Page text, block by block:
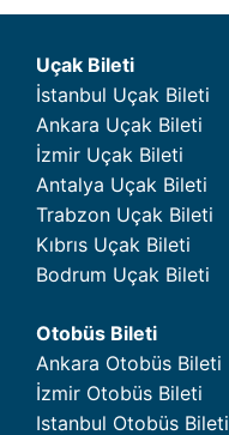
Uçak Bileti
İstanbul Uçak Bileti
Ankara Uçak Bileti
İzmir Uçak Bileti
Antalya Uçak Bileti
Trabzon Uçak Bileti
Kıbrıs Uçak Bileti
Bodrum Uçak Bileti
Otobüs Bileti
Ankara Otobüs Bileti
İzmir Otobüs Bileti
Istanbul Otobüs Bileti